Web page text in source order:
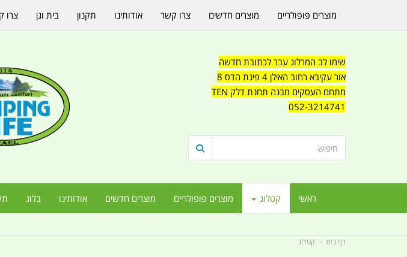
שימו לב המרלוג עבר לכתובת חדשה
אור עקיבא רחוב האילן 4 פינת הדס 8
מתחם העסקים מבנה תחנת דלק TEN
052-3214741
ראשי קטלוג מוצרים פופולריים מוצרים חדשים אודותינו בלוג
מוצרים פופולריים מוצרים חדשים צרו קשר אודותינו תקנון בית וגן צרו
דף בית קטלוג